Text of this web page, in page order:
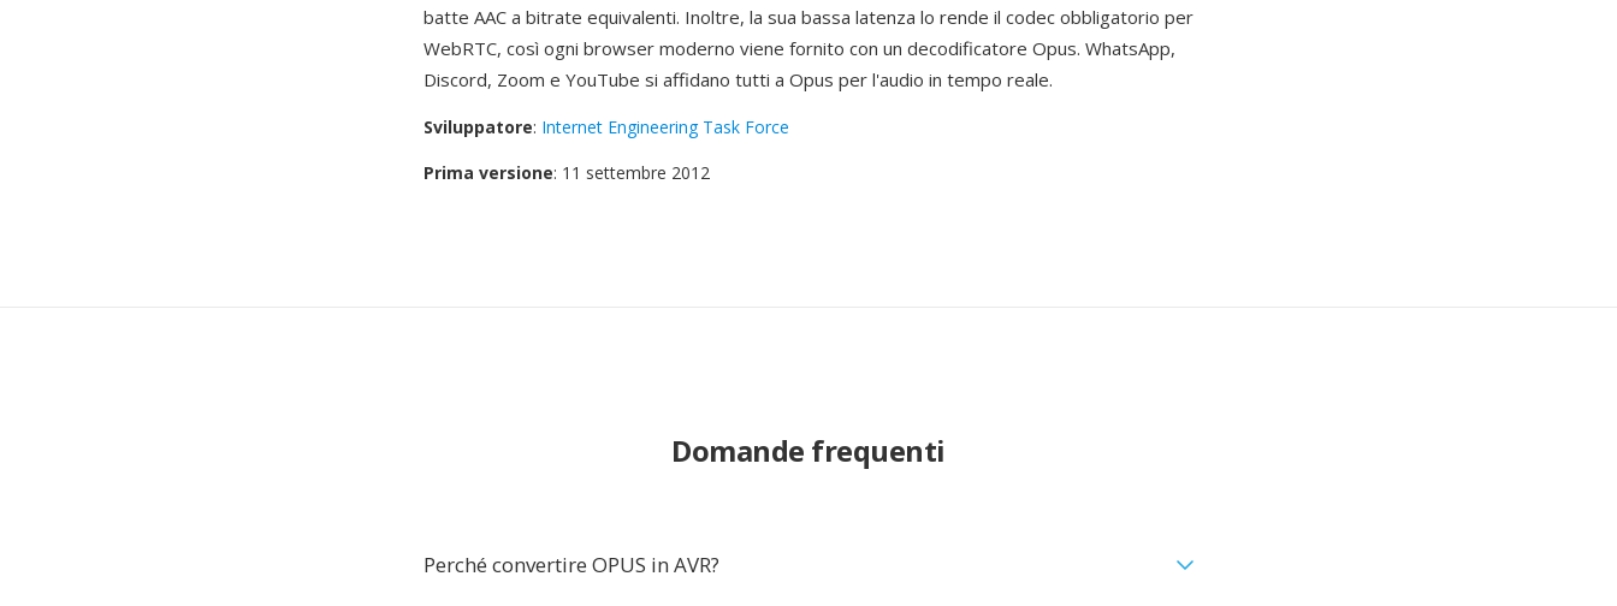
batte AAC a bitrate equivalenti. Inoltre, la sua bassa latenza lo rende il codec obbligatorio per
WebRTC, così ogni browser moderno viene fornito con un decodificatore Opus. WhatsApp,
Discord, Zoom e YouTube si affidano tutti a Opus per l'audio in tempo reale.
Sviluppatore: Internet Engineering Task Force
Prima versione: 11 settembre 2012
Domande frequenti
Perché convertire OPUS in AVR?